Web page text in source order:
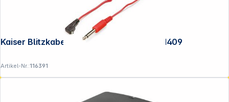
Kaiser Blitzkabel PC-Klinke 10m 6,35mm 1409
Artikel-Nr.:116391